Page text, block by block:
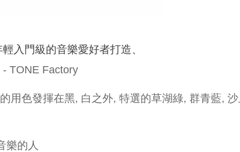
入門級的音樂愛好者打造、
TONE Factory
用色發揮在黑, 白之外, 特選的草湖綠, 群青藍,
樂的人